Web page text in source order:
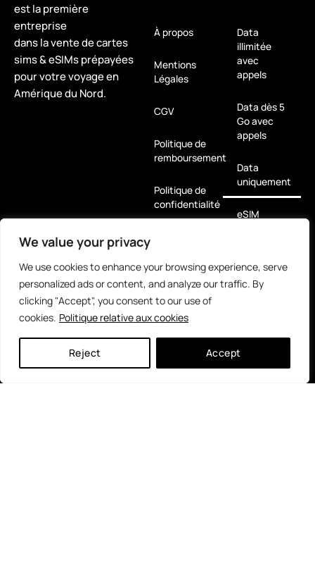
We value your privacy
We use cookies to enhance your browsing experience, serve
personalized ads or content, and analyze our traffic. By
clicking "Accept", you consent to our use of
cookies. Politique relative aux cookies
Reject Accept
est la première
entreprise
dans la vente de cartes
sims & eSIMs prépayées
pour votre voyage en
Amérique du Nord.
À propos
Mentions
Légales
CGV
Politique de
remboursement
Politique de
confidentialité
Data
illimitée
avec
appels
Data dès 5
Go avec
appels
Data
uniquement
eSIM
Louez-moi
Recharges